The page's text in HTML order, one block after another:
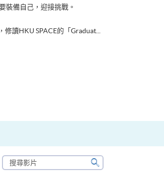
裝備自己，迎接挑戰。
修讀HKU SPACE的「Graduat...
搜
尋
搜